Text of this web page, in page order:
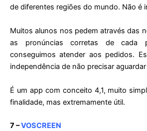
de diferentes regiões do mundo. Não é
Muitos alunos nos pedem através das
as pronúncias corretas de cada
conseguimos atender aos pedidos.
independência de não precisar
É um app com conceito 4,1, muito
finalidade, mas extremamente útil.
7 –VOSCREEN